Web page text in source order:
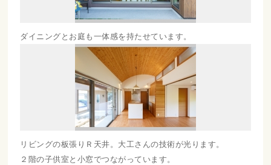
ダイニングとお庭も一体感を持たせています。
リビングの板張りＲ天井。大工さんの技術が光ります。
２階の子供室と小窓でつながっています。